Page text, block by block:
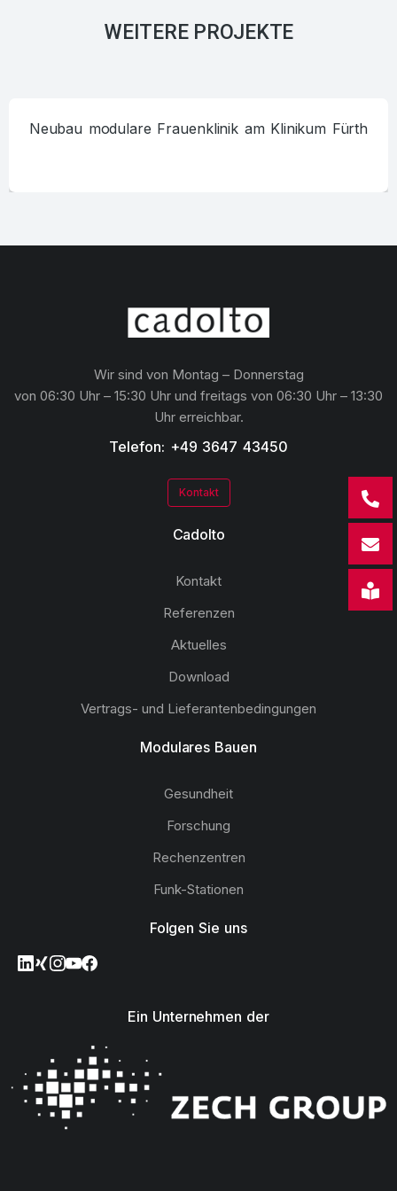
WEITERE PROJEKTE
Neubau modulare Frauenklinik am Klinikum Fürth
Wir sind von Montag – Donnerstag
von 06:30 Uhr – 15:30 Uhr und freitags von 06:30 Uhr – 13:30
Uhr erreichbar.
Telefon: +49 3647 43450
Kontakt
Cadolto
Kontakt
Referenzen
Aktuelles
Download
Vertrags- und Lieferantenbedingungen
Modulares Bauen
Gesundheit
Forschung
Rechenzentren
Funk-Stationen
Folgen Sie uns
Ein Unternehmen der